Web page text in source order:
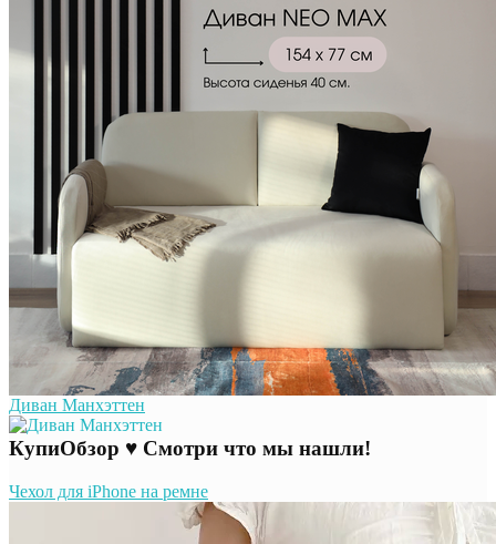
Диван Манхэттен
КупиОбзор ♥ Смотри что мы нашли!
Чехол для iPhone на ремне